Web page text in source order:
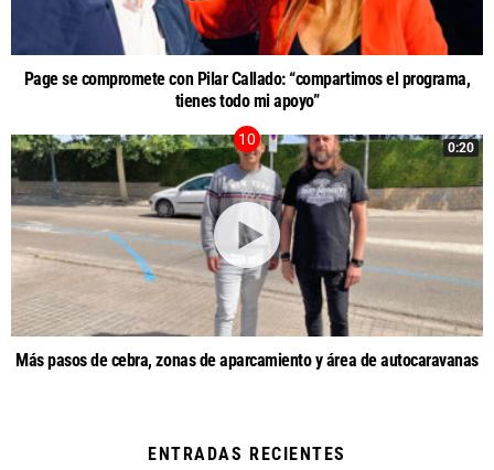
Page se compromete con Pilar Callado: “compartimos el programa,
tienes todo mi apoyo”
0:20
Más pasos de cebra, zonas de aparcamiento y área de autocaravanas
ENTRADAS RECIENTES